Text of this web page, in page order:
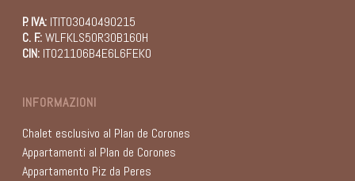
P. IVA: ITIT03040490215
C. F.:WLFKLS50R30B160H
CIN: IT021106B4E6L6FEKO
INFORMAZIONI
Chalet esclusivo al Plan de Corones
Appartamenti al Plan de Corones
Appartamento Piz da Peres